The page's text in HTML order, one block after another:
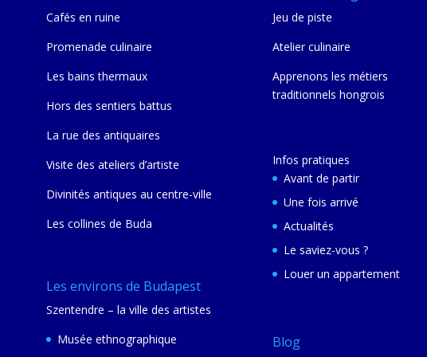
Cafés en ruine
Promenade culinaire
Les bains thermaux
Hors des sentiers battus
La rue des antiquaires
Visite des ateliers d’artiste
Divinités antiques au centre-ville
Les collines de Buda
Les environs de Budapest
Szentendre – la ville des artistes
Musée ethnographique
Jeu de piste
Atelier culinaire
Apprenons les métiers
traditionnels hongrois
Infos pratiques
Avant de partir
Une fois arrivé
Actualités
Le saviez-vous ?
Louer un appartement
Blog